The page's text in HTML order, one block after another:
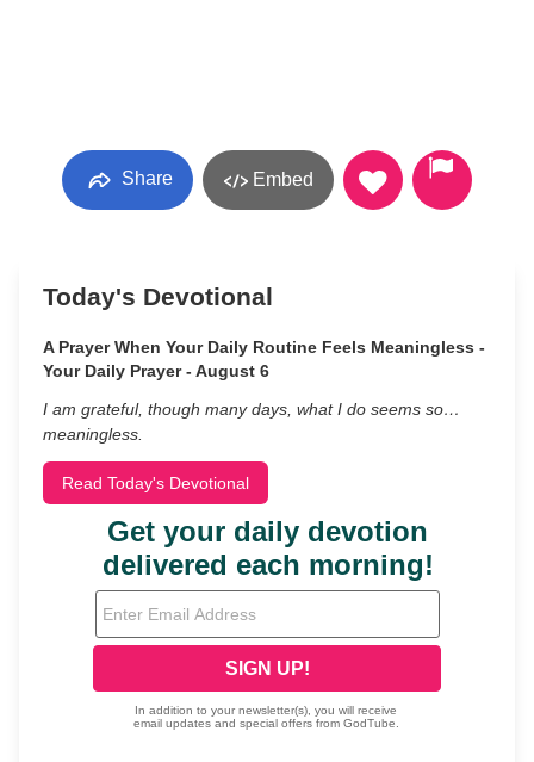
Share Embed
Today's Devotional
A Prayer When Your Daily Routine Feels Meaningless -
Your Daily Prayer - August 6
I am grateful, though many days, what I do seems so…
meaningless.
Read Today's Devotional